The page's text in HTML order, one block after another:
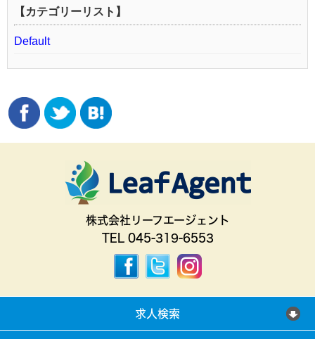
【カテゴリーリスト】
Default
株式会社リーフエージェント
TEL 045-319-6553
求人検索